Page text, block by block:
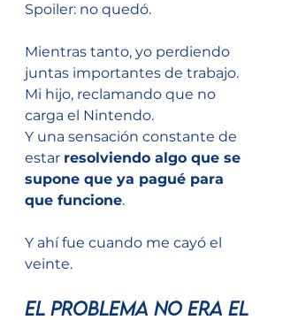
Spoiler: no quedó.
Mientras tanto, yo perdiendo
juntas importantes de trabajo.
Mi hijo, reclamando que no
carga el Nintendo.
Y una sensación constante de
estar resolviendo algo que se
supone que ya pagué para
que funcione.
Y ahí fue cuando me cayó el
veinte.
El problema no era el